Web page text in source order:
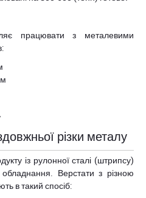
працювати з металевими
різки металу
із рулонної сталі (штрипсу)
обладнання. Верстати з різною
в такий спосіб: